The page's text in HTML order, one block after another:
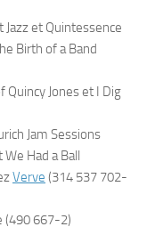
Jazzet Quintessence
Birth of a Band
Quincy Joneset I Dig
Jam Sessions
We Had a Ball
Verve (314 537 702-
(490 667-2)